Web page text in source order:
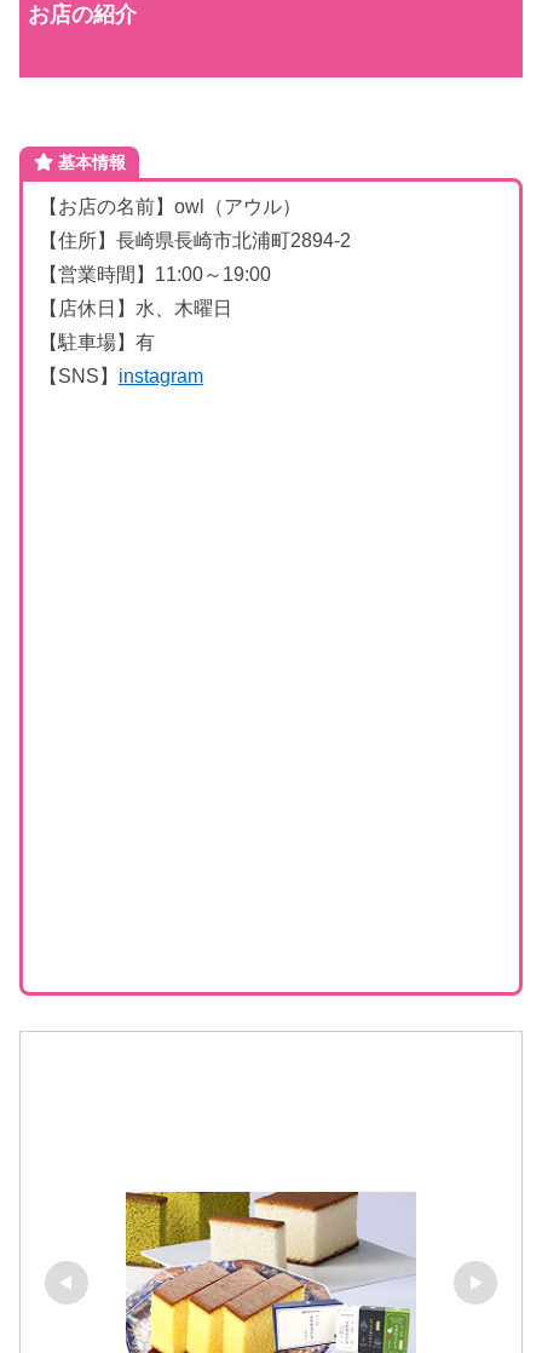
お店の紹介
基本情報
【お店の名前】owl（アウル）
【住所】長崎県長崎市北浦町2894-2
【営業時間】11:00～19:00
【店休日】水、木曜日
【駐車場】有
【SNS】 instagram